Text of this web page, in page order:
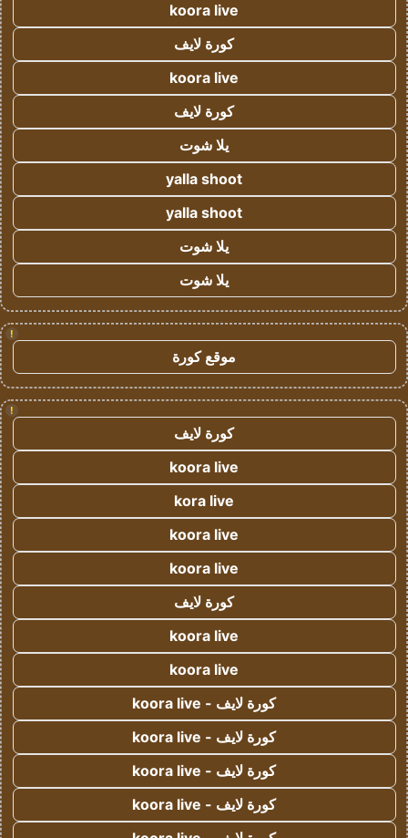
koora live
كورة لايف
koora live
كورة لايف
يلا شوت
yalla shoot
yalla shoot
يلا شوت
يلا شوت
!
موقع كورة
!
كورة لايف
koora live
kora live
koora live
koora live
كورة لايف
koora live
koora live
كورة لايف - koora live
كورة لايف - koora live
كورة لايف - koora live
كورة لايف - koora live